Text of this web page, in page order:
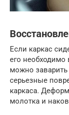
Если каркас
его
можно
серьезные
каркаса.
молотка и